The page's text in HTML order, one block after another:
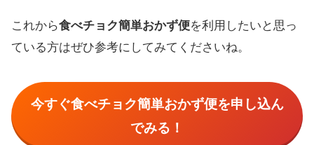
これから食べチョク簡単おかず便を利用したいと思っ
ている方はぜひ参考にしてみてくださいね。
今すぐ食べチョク簡単おかず便を申し込ん
でみる！